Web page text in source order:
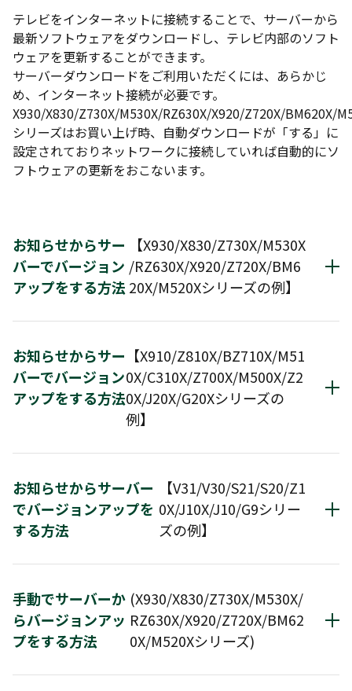
テレビをインターネットに接続することで、サーバーから
最新ソフトウェアをダウンロードし、テレビ内部のソフト
ウェアを更新することができます。
サーバーダウンロードをご利用いただくには、あらかじ
め、インターネット接続が必要です。
X930/X830/Z730X/M530X/RZ630X/X920/Z720X/BM620X/
シリーズはお買い上げ時、自動ダウンロードが「する」に
設定されておりネットワークに接続していれば自動的にソ
フトウェアの更新をおこないます。
お知らせからサー
バーでバージョン
アップをする方法
【X930/X830/Z730X/M530X
/RZ630X/X920/Z720X/BM6
20X/M520Xシリーズの例】
01.
「自動ダウンロード」を「しない」に設定し、「ソ
フトウェア更新のお知らせ」が「表示する」に設定
されている場合、リモコンの電源オン時に更新用の
るとソフトウェア更新を始めます。
お知らせからサー
バーでバージョン
アップをする方法
【X910/Z810X/BZ710X/M51
0X/C310X/Z700X/M500X/Z2
0X/J20X/G20Xシリーズの
例】
01.
リモコンの電源オン時にダウンロードサーバーに新
規ソフトウェアが見つかった場合、画面上にポップ
アップが表示されます。「今すぐ更新する」を選択
ことでバージョンアップが完了します。
お知らせからサーバー
でバージョンアップを
する方法
【V31/V30/S21/S20/Z1
0X/J10X/J10/G9シリー
ズの例】
01.
リモコンの電源オン時にダウンロードサーバーに新
規ソフトウェアが見つかった場合、画面上にポップ
アップが表示されます。「「はい」を選択するとソ
手動でサーバーか
らバージョンアッ
プをする方法
(X930/X830/Z730X/M530X/
RZ630X/X920/Z720X/BM62
0X/M520Xシリーズ)
します。
※更新中は、本機前面のHDDランプまたはDISCラン
点滅します。
8. バージョンアップに成功した場合、画面に「スター
メニューからメールを確認してください」のメッセー
約20秒間表示されます。
※メッセージの内容を確認するには、リモコンの「ス
トメニュー」ボタンを押して、方向キー（上/下/左/右
と「決定」で「お知らせメール」→「放送メール」の
以上の操作により、お使いの機器のソフトウェアが、
の状態に更新されます。